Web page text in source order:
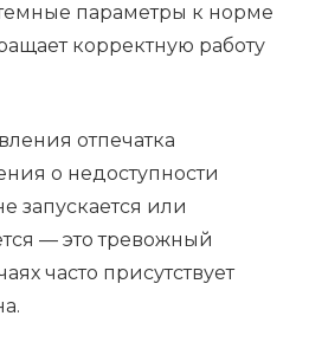
параметры к норме
корректную работу
отпечатка
о недоступности
запускается или
— это тревожный
часто присутствует